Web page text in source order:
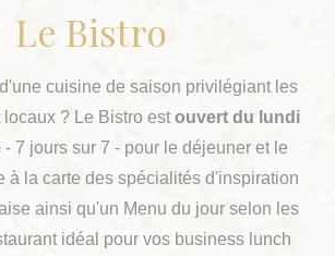
Le Bistro
cuisine de saison privilégiant les
locaux ? Le Bistro est ouvert du lundi
- 7 jours sur 7 - pour le déjeuner et le
à la carte des spécialités d'inspiration
ainsi qu'un Menu du jour selon les
idéal pour vos business lunch